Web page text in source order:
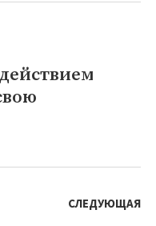
СЛЕДУЮЩАЯ